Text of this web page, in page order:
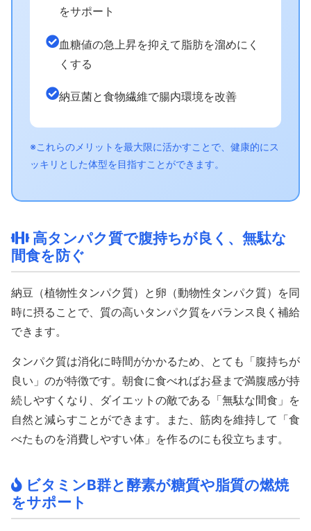
をサポート
血糖値の急上昇を抑えて脂肪を溜めにく
くする
納豆菌と食物繊維で腸内環境を改善
※これらのメリットを最大限に活かすことで、健康的にス
ッキリとした体型を目指すことができます。
高タンパク質で腹持ちが良く、無駄な
間食を防ぐ
納豆（植物性タンパク質）と卵（動物性タンパク質）を同
時に摂ることで、質の高いタンパク質をバランス良く補給
できます。
タンパク質は消化に時間がかかるため、とても「腹持ちが
良い」のが特徴です。朝食に食べればお昼まで満腹感が持
続しやすくなり、ダイエットの敵である「無駄な間食」を
自然と減らすことができます。また、筋肉を維持して「食
べたものを消費しやすい体」を作るのにも役立ちます。
ビタミンB群と酵素が糖質や脂質の燃焼
をサポート